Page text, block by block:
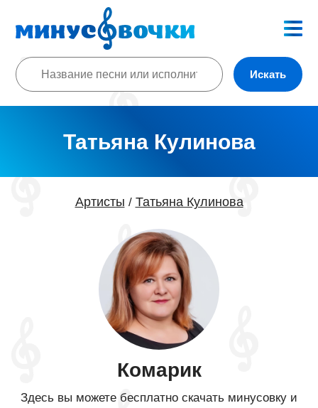
Искать
Татьяна Кулинова
Артисты / Татьяна Кулинова
Комарик
Здесь вы можете бесплатно скачать минусовку и